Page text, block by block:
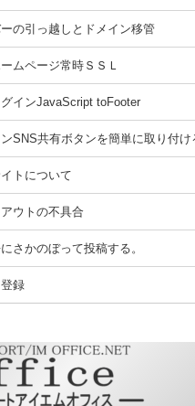
の引っ越しとドメイン移管
ムページ常時ＳＳＬ
インJavaScript toFooter
SNS共有ボタンを簡単に取り付け
トについて
ウトの不具合
さかのぼって投稿する。
録